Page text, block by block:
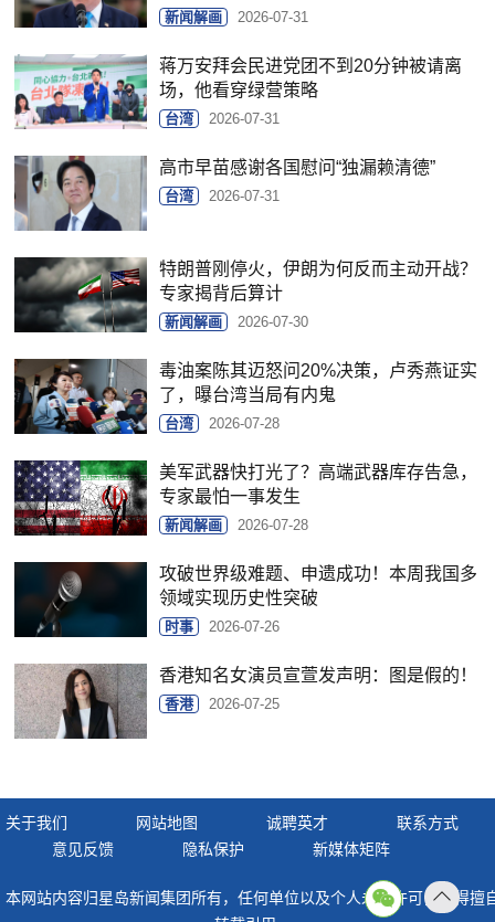
新闻解画 2026-07-31
蒋万安拜会民进党团不到20分钟被请离
场，他看穿绿营策略
台湾 2026-07-31
高市早苗感谢各国慰问“独漏赖清德”
台湾 2026-07-31
特朗普刚停火，伊朗为何反而主动开战？
专家揭背后算计
新闻解画 2026-07-30
毒油案陈其迈怒问20%决策，卢秀燕证实
了，曝台湾当局有内鬼
台湾 2026-07-28
美军武器快打光了？高端武器库存告急，
专家最怕一事发生
新闻解画 2026-07-28
攻破世界级难题、申遗成功！本周我国多
领域实现历史性突破
时事 2026-07-26
香港知名女演员宣萱发声明：图是假的！
香港 2026-07-25
关于我们 网站地图 诚聘英才
联系方式
意见反馈
隐私保护 新媒体矩阵
本网站内容归星岛新闻集团所有，任何单位以及个人未经许可，不得擅